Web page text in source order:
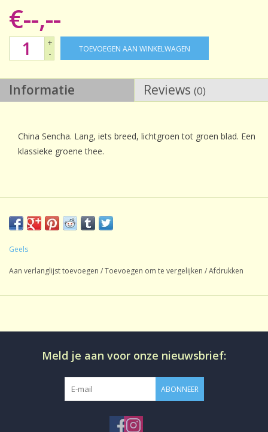
€--,--
+
-
TOEVOEGEN AAN WINKELWAGEN
Informatie Reviews (0)
China Sencha. Lang, iets breed, lichtgroen tot groen blad. Een
klassieke groene thee.
Geels
Aan verlanglijst toevoegen /Toevoegen om te vergelijken /Afdrukken
Meld je aan voor onze nieuwsbrief:
ABONNEER